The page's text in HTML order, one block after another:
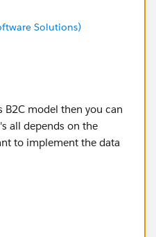
Solutions)
B2C model then you can
all depends on the
to implement the data
you.
questions/2128